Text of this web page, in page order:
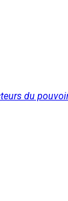
du